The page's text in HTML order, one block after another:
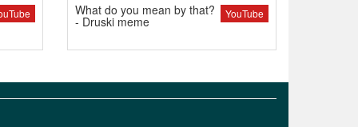
YouTube
What do you mean by that?
- Druski meme